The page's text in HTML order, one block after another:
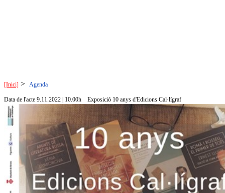
[Inici] > Agenda
Data de l'acte 9.11.2022 | 10.00h Exposició 10 anys d'Edicions Cal·lígraf